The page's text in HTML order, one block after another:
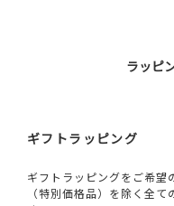
ラッピ
ギフトラッピング
ギフトラッピングをご希望
（特別価格品）を除く全